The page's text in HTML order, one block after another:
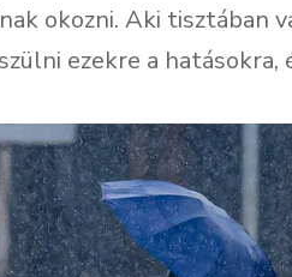
okozni. Aki tisztában
ezekre a hatásokra,